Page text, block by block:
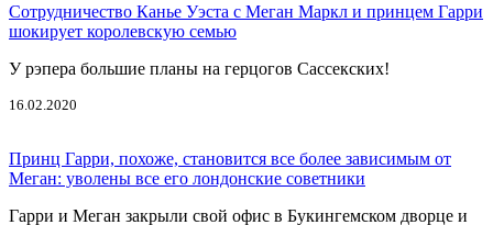
Сотрудничество Канье Уэста с Меган Маркл и принцем Гарри
шокирует королевскую семью
У рэпера большие планы на герцогов Сассекских!
16.02.2020
Принц Гарри, похоже, становится все более зависимым от
Меган: уволены все его лондонские советники
Гарри и Меган закрыли свой офис в Букингемском дворце и